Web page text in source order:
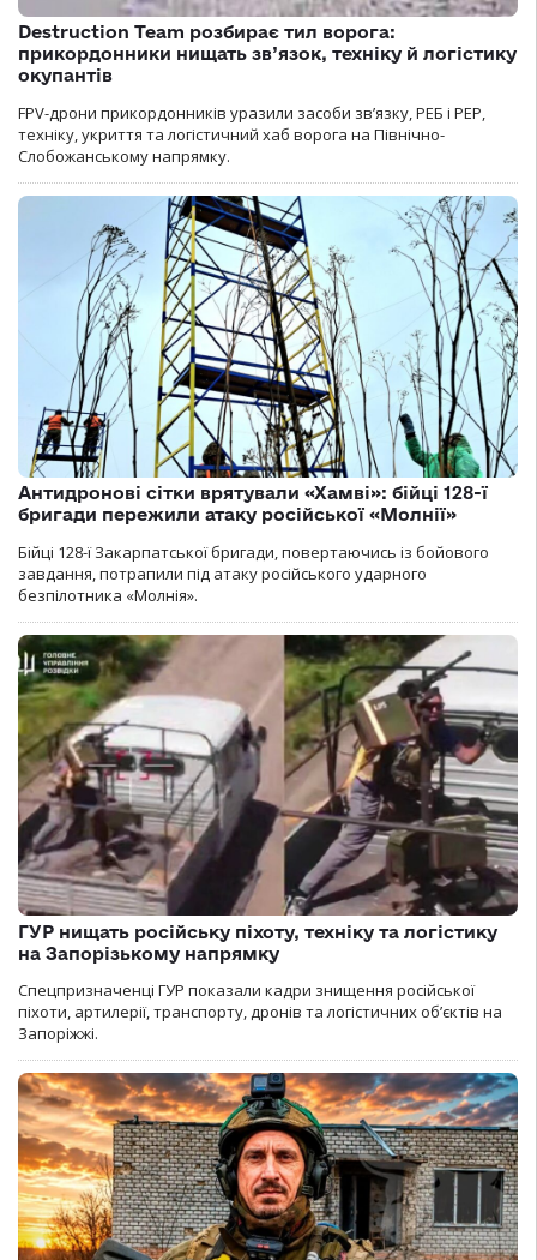
Destruction Team розбирає тил ворога:
прикордонники нищать зв’язок, техніку й логістику
окупантів
FPV-дрони прикордонників уразили засоби зв’язку, РЕБ і РЕР,
техніку, укриття та логістичний хаб ворога на Північно-
Слобожанському напрямку.
Антидронові сітки врятували «Хамві»: бійці 128-ї
бригади пережили атаку російської «Молнії»
Бійці 128-ї Закарпатської бригади, повертаючись із бойового
завдання, потрапили під атаку російського ударного
безпілотника «Молнія».
ГУР нищать російську піхоту, техніку та логістику
на Запорізькому напрямку
Спецпризначенці ГУР показали кадри знищення російської
піхоти, артилерії, транспорту, дронів та логістичних об’єктів на
Запоріжжі.